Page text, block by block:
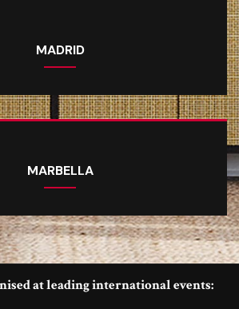
MADRID
MARBELLA
at leading international events: